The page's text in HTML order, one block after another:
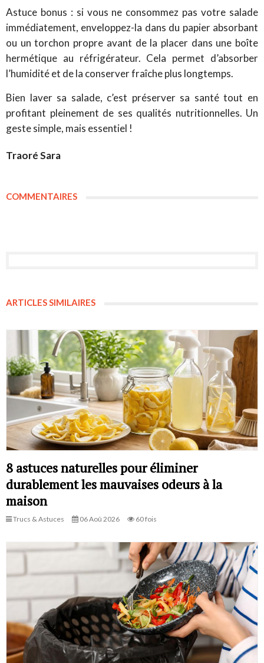
Astuce bonus : si vous ne consommez pas votre salade
immédiatement, enveloppez-la dans du papier absorbant
ou un torchon propre avant de la placer dans une boîte
hermétique au réfrigérateur. Cela permet d’absorber
l’humidité et de la conserver fraîche plus longtemps.
Bien laver sa salade, c’est préserver sa santé tout en
profitant pleinement de ses qualités nutritionnelles. Un
geste simple, mais essentiel !
Traoré Sara
COMMENTAIRES
ARTICLES SIMILAIRES
8 astuces naturelles pour éliminer
durablement les mauvaises odeurs à la
maison
Trucs & Astuces 06 Aoû 2026 60 fois